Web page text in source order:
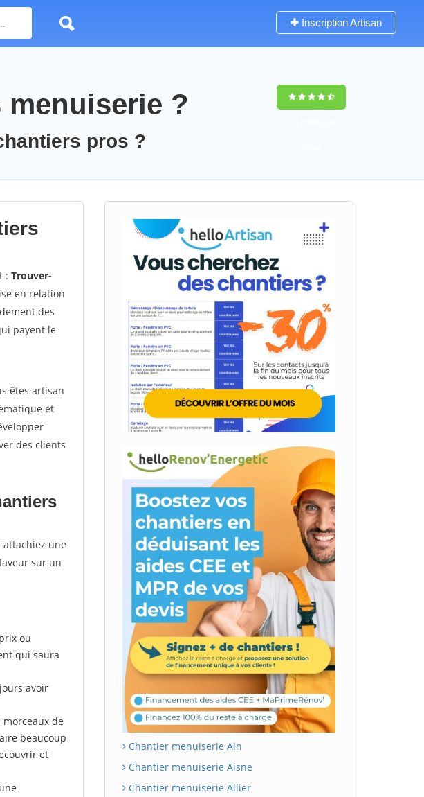
Inscription Artisan
?
pros ?
: Trouver-
en relation
des
payent le
êtes artisan
et
des clients
une
sur un
ou
qui saura
avoir
de
beaucoup
et
Chantier menuiserie Ain
Chantier menuiserie Aisne
Chantier menuiserie Allier